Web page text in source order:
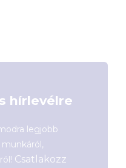
hírlevélre
legjobb
Csatlakozz